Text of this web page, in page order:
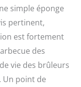
simple éponge
pertinent,
est fortement
des
vie des brûleurs
Un point de